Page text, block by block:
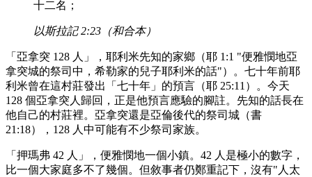
十二名；
以斯拉記 2:23（和合本）
「亞拿突 128 人」，耶利米先知的家鄉（耶 1:1 "便雅憫地亞
拿突城的祭司中，希勒家的兒子耶利米的話"）。七十年前耶
利米曾在這村莊發出「七十年」的預言（耶 25:11）。今天
128 個亞拿突人歸回，正是他預言應驗的腳註。先知的話長在
他自己的村莊裡。亞拿突還是亞倫後代的祭司城（書
21:18），128 人中可能有不少祭司家族。
「押瑪弗 42 人」，便雅憫地一個小鎮。42 人是極小的數字，
比一個大家庭多不了幾個。但敘事者仍鄭重記下，沒有"人太